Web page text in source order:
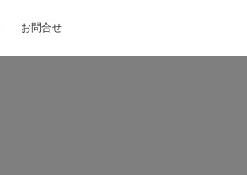
お問合せ